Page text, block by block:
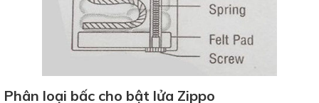
Phân loại bấc cho bật lửa Zippo